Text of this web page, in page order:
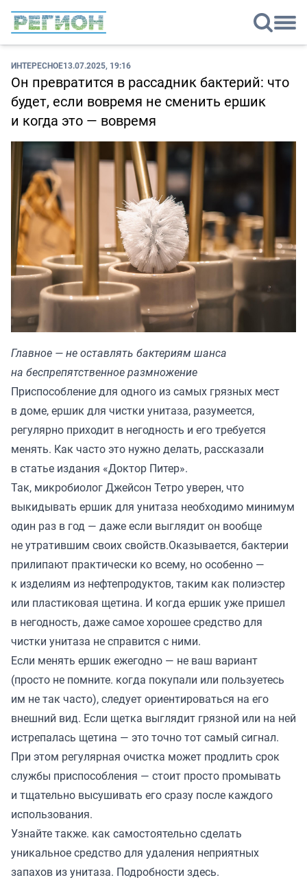
ИНТЕРЕСНОЕ13.07.2025, 19:16
Он превратится в рассадник бактерий: что
будет, если вовремя не сменить ершик
и когда это — вовремя
Главное — не оставлять бактериям шанса
на беспрепятственное размножение
Приспособление для одного из самых грязных мест
в доме, ершик для чистки унитаза, разумеется,
регулярно приходит в негодность и его требуется
менять. Как часто это нужно делать, рассказали
в статье издания «Доктор Питер».
Так, микробиолог Джейсон Тетро уверен, что
выкидывать ершик для унитаза необходимо минимум
один раз в год — даже если выглядит он вообще
не утратившим своих свойств.Оказывается, бактерии
прилипают практически ко всему, но особенно —
к изделиям из нефтепродуктов, таким как полиэстер
или пластиковая щетина. И когда ершик уже пришел
в негодность, даже самое хорошее средство для
чистки унитаза не справится с ними.
Если менять ершик ежегодно — не ваш вариант
(просто не помните. когда покупали или пользуетесь
им не так часто), следует ориентироваться на его
внешний вид. Если щетка выглядит грязной или на ней
истрепалась щетина — это точно тот самый сигнал.
При этом регулярная очистка может продлить срок
службы приспособления — стоит просто промывать
и тщательно высушивать его сразу после каждого
использования.
Узнайте также. как самостоятельно сделать
уникальное средство для удаления неприятных
запахов из унитаза. Подробности здесь.